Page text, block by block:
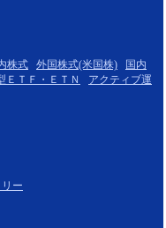
株式 外国株式(米国株)
国内
ＥＴＦ・ＥＴＮ
アクティブ運
ー